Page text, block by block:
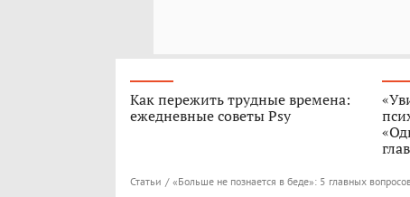
Как пережить трудные времена:
ежедневные советы Psy
Статьи / «Больше не познается в беде»: 5 главных